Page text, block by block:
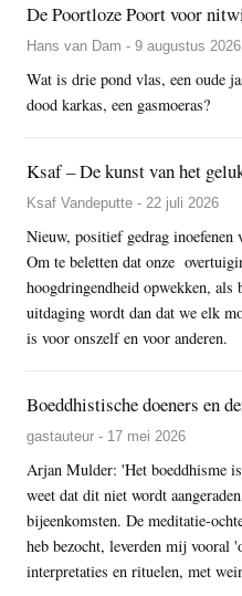
De Poortloze Poort voor
Hans van Dam - 9 augustus 2026
Wat is drie pond vlas, een oude
dood karkas, een gasmoeras?
Ksaf – De kunst van het
Ksaf Vandeputte - 22 juli 2026
Nieuw, positief gedrag inoefenen
Om te beletten dat onze
hoogdringendheid opwekken, als
uitdaging wordt dan dat we elk
is voor onszelf en voor anderen.
Boeddhistische doeners en
gastauteur - 17 mei 2026
Arjan Mulder: 'Het boeddhisme
weet dat dit niet wordt
bijeenkomsten. De meditatie-
heb bezocht, leverden mij vooral
interpretaties en rituelen, met